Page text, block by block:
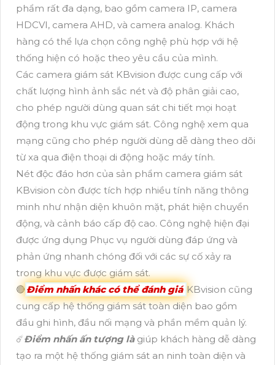
phẩm rất đa dạng, bao gồm camera IP, camera
HDCVI, camera AHD, và camera analog. Khách
hàng có thể lựa chọn công nghệ phù hợp với hệ
thống hiện có hoặc theo yêu cầu của mình.
Các camera giám sát KBvision được cung cấp với
chất lượng hình ảnh sắc nét và độ phân giải cao,
cho phép người dùng quan sát chi tiết mọi hoạt
động trong khu vực giám sát. Công nghệ xem qua
mạng cũng cho phép người dùng dễ dàng theo dõi
từ xa qua điện thoại di động hoặc máy tính.
Nét độc đáo hơn của sản phẩm camera giám sát
KBvision còn được tích hợp nhiều tính năng thông
minh như nhận diện khuôn mặt, phát hiện chuyển
động, và cảnh báo cấp độ cao. Công nghệ hiện đại
được ứng dụng Phục vụ người dùng đáp ứng và
phản ứng nhanh chóng đối với các sự cố xảy ra
trong khu vực được giám sát.
🔴 Điểm nhấn khác có thể đánh giá KBvision cũng
cung cấp hệ thống giám sát toàn diện bao gồm
đầu ghi hình, đầu nối mạng và phần mềm quản lý.
☄️Điểm nhấn ấn tượng làgiúp khách hàng dễ dàng
tạo ra một hệ thống giám sát an ninh toàn diện và